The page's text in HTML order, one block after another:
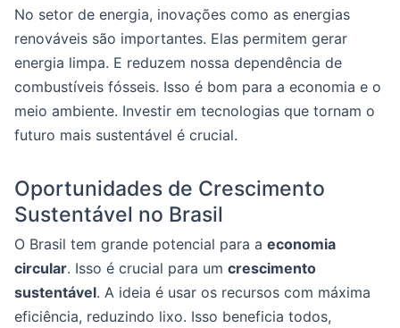
No setor de energia, inovações como as energias
renováveis são importantes. Elas permitem gerar
energia limpa. E reduzem nossa dependência de
combustíveis fósseis. Isso é bom para a economia e o
meio ambiente. Investir em tecnologias que tornam o
futuro mais sustentável é crucial.
Oportunidades de Crescimento
Sustentável no Brasil
O Brasil tem grande potencial para a economia
circular. Isso é crucial para um crescimento
sustentável. A ideia é usar os recursos com máxima
eficiência, reduzindo lixo. Isso beneficia todos,